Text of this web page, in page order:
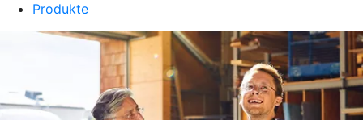
Produkte